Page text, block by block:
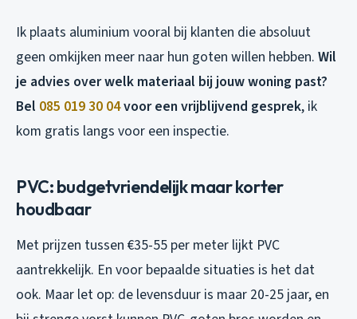
Ik plaats aluminium vooral bij klanten die absoluut
geen omkijken meer naar hun goten willen hebben. Wil
je advies over welk materiaal bij jouw woning past?
Bel 085 019 30 04voor een vrijblijvend gesprek, ik
kom gratis langs voor een inspectie.
PVC: budgetvriendelijk maar korter
houdbaar
Met prijzen tussen €35-55 per meter lijkt PVC
aantrekkelijk. En voor bepaalde situaties is het dat
ook. Maar let op: de levensduur is maar 20-25 jaar, en